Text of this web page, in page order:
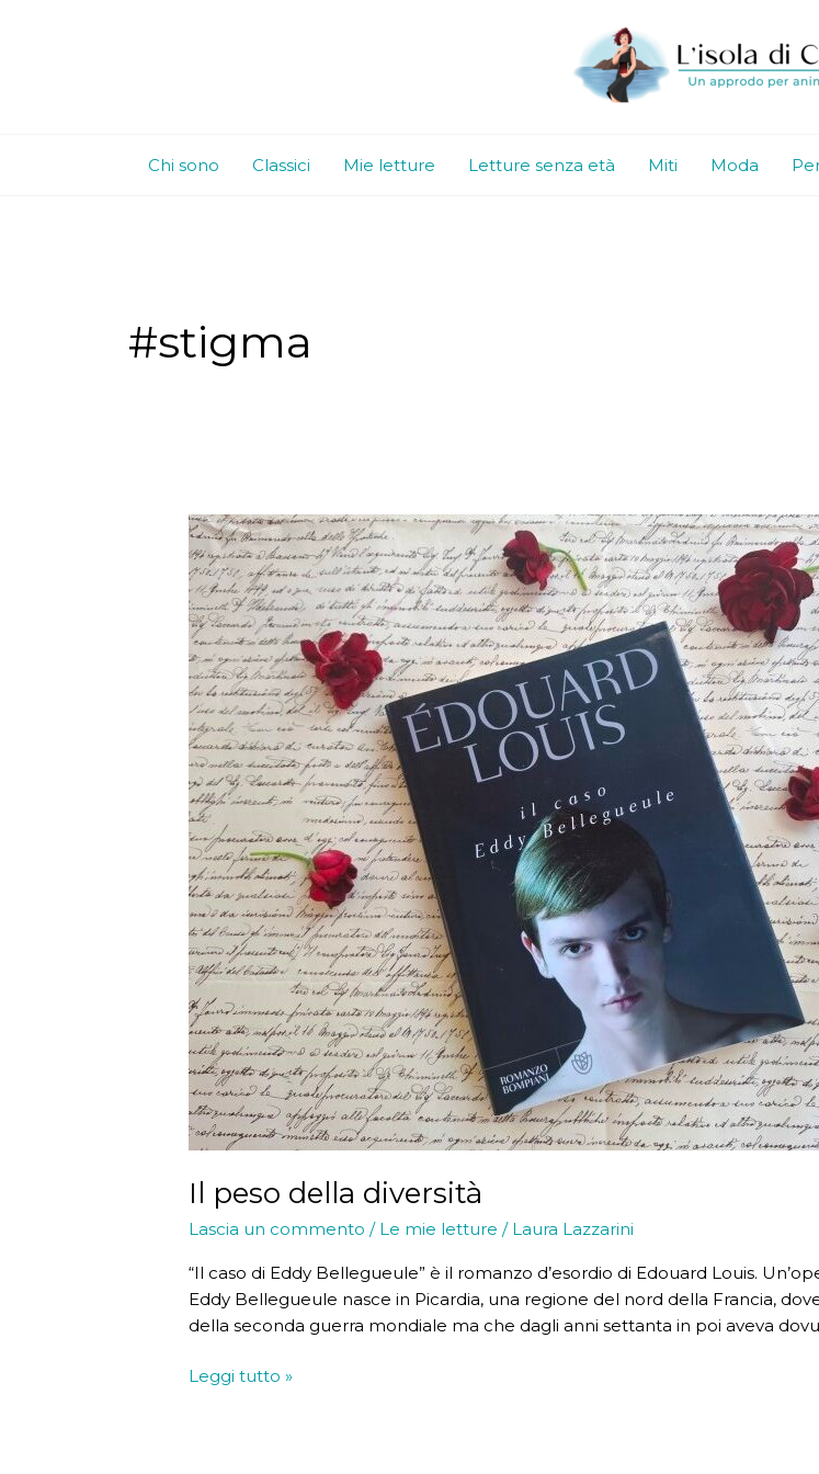
Chi sono Classici Mie letture Letture senza età Miti Moda
#stigma
Il peso della diversità
Lascia un commento / Le mie letture / Laura Lazzarini
“Il caso di Eddy Bellegueule” è il romanzo d’esordio di Edouard Louis.
Eddy Bellegueule nasce in Picardia, una regione del nord della Francia,
della seconda guerra mondiale ma che dagli anni settanta in poi aveva
IlLeggi tutto »